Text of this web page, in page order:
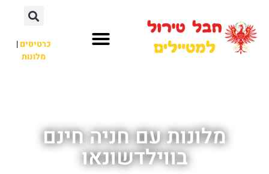
כרטיסים|
מלונות
מלונות עם חניה חינם
בווילדשונאו